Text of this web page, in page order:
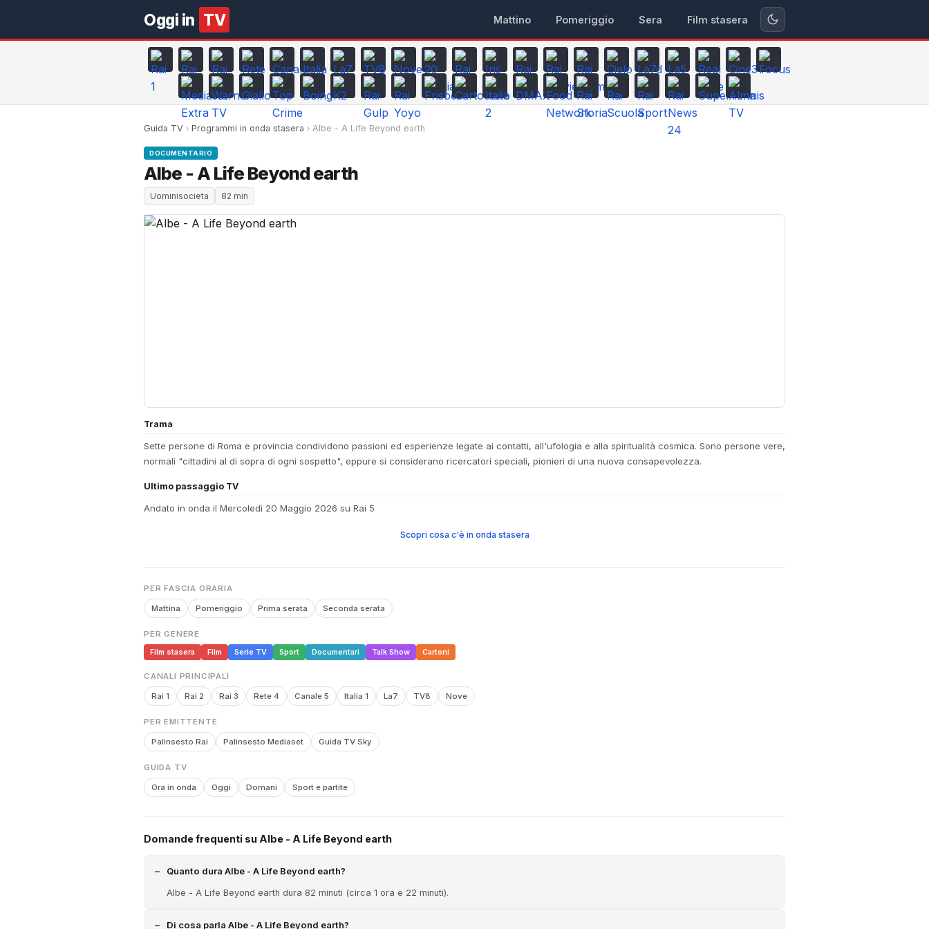
Oggi in TV Mattino Pomeriggio Sera Film stasera
Guida TV Programmi in onda stasera Albe - A Life Beyond earth
DOCUMENTARIO
Albe - A Life Beyond earth
Uominisocieta 82 min
Trama
Sette persone di Roma e provincia condividono passioni ed esperienze legate ai contatti, all'ufologia e alla spiritualità cosmica. Sono persone vere,
normali "cittadini al di sopra di ogni sospetto", eppure si considerano ricercatori speciali, pionieri di una nuova consapevolezza.
Ultimo passaggio TV
Andato in onda il Mercoledì 20 Maggio 2026 su Rai 5
Scopri cosa c'è in onda stasera
PER FASCIA ORARIA
Mattina Pomeriggio Prima serata Seconda serata
PER GENERE
Film stasera
Film Serie TV Sport Documentari Talk Show Cartoni
CANALI PRINCIPALI
Rai 1 Rai 2 Rai 3 Rete 4 Canale 5 Italia 1 La7 TV8 Nove
PER EMITTENTE
Palinsesto Rai Palinsesto Mediaset Guida TV Sky
GUIDA TV
Ora in onda Oggi Domani Sport e partite
Domande frequenti su Albe - A Life Beyond earth
Quanto dura Albe - A Life Beyond earth?
Albe - A Life Beyond earth dura 82 minuti (circa 1 ora e 22 minuti).
Di cosa parla Albe - A Life Beyond earth?